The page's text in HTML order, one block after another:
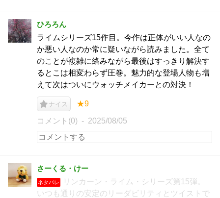
ひろろん
ライムシリーズ15作目。今作は正体がいい人なの
か悪い人なのか常に疑いながら読みました。全て
のことが複雑に絡みながら最後はすっきり解決す
るとこは相変わらず圧巻。魅力的な登場人物も増
えて次はついにウォッチメイカーとの対決！
ナイス ★9
コメント(0) 2025/08/05
さーくる・けー
ネタバレ
リンカーン・ライム・シリーズ第15弾。
いつも通りの安定のリーダビリティとツイストで